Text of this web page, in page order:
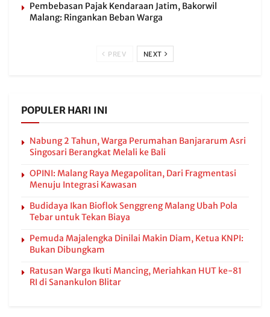
Pembebasan Pajak Kendaraan Jatim, Bakorwil
Malang: Ringankan Beban Warga
PREV NEXT
POPULER HARI INI
Nabung 2 Tahun, Warga Perumahan Banjararum Asri
Singosari Berangkat Melali ke Bali
OPINI: Malang Raya Megapolitan, Dari Fragmentasi
Menuju Integrasi Kawasan
Budidaya Ikan Bioflok Senggreng Malang Ubah Pola
Tebar untuk Tekan Biaya
Pemuda Majalengka Dinilai Makin Diam, Ketua KNPI:
Bukan Dibungkam
Ratusan Warga Ikuti Mancing, Meriahkan HUT ke-81
RI di Sanankulon Blitar